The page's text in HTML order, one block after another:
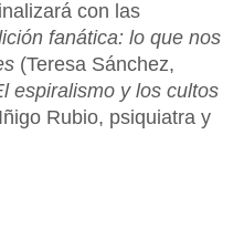
con las
fanática: lo que nos
(Teresa Sánchez,
espiralismo y los cultos
Rubio, psiquiatra y